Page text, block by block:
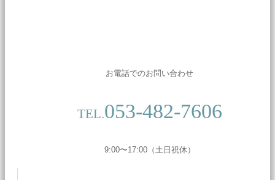
お電話でのお問い合わせ
TEL.053-482-7606
9:00〜17:00（土日祝休）